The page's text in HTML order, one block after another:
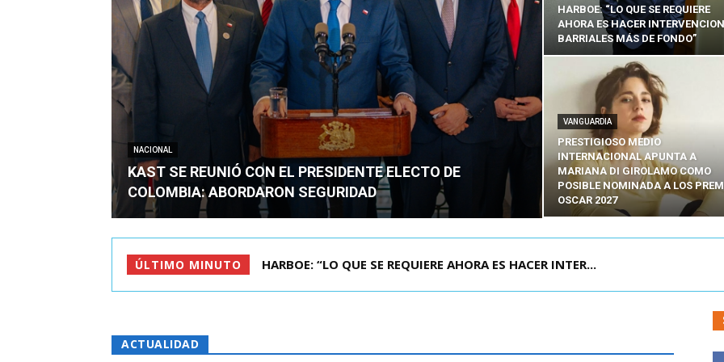
NACIONAL
KAST SE REUNIÓ CON EL PRESIDENTE ELECTO DE
COLOMBIA: ABORDARON SEGURIDAD
HARBOE: “LO QUE SE REQUIERE
AHORA ES HACER
BARRIALES MÁS DE FONDO”
VANGUARDIA
PRESTIGIOSO MEDIO
INTERNACIONAL APUNTA A
MARIANA DI GIROLAMO COMO
POSIBLE NOMINADA A LOS
OSCAR 2027
ÚLTIMO MINUTO BIMINISTRO MAS POR IPC: “LA ECONOMÍA SE ESTÁ ENC...
ACTUALIDAD